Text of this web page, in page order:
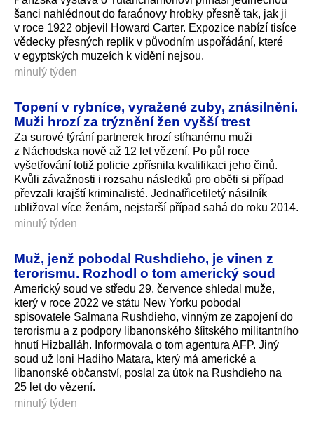
šanci nahlédnout do faraónovy hrobky přesně tak, jak ji
v roce 1922 objevil Howard Carter. Expozice nabízí tisíce
vědecky přesných replik v původním uspořádání, které
v egyptských muzeích k vidění nejsou.
minulý týden
Topení v rybníce, vyražené zuby, znásilnění.
Muži hrozí za trýznění žen vyšší trest
Za surové týrání partnerek hrozí stíhanému muži
z Náchodska nově až 12 let vězení. Po půl roce
vyšetřování totiž policie zpřísnila kvalifikaci jeho činů.
Kvůli závažnosti i rozsahu následků pro oběti si případ
převzali krajští kriminalisté. Jednatřicetiletý násilník
ubližoval více ženám, nejstarší případ sahá do roku 2014.
minulý týden
Muž, jenž pobodal Rushdieho, je vinen z
terorismu. Rozhodl o tom americký soud
Americký soud ve středu 29. července shledal muže,
který v roce 2022 ve státu New Yorku pobodal
spisovatele Salmana Rushdieho, vinným ze zapojení do
terorismu a z podpory libanonského šíitského militantního
hnutí Hizballáh. Informovala o tom agentura AFP. Jiný
soud už loni Hadiho Matara, který má americké a
libanonské občanství, poslal za útok na Rushdieho na
25 let do vězení.
minulý týden